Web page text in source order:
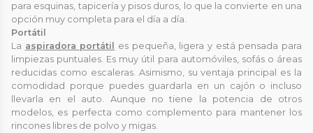
para esquinas, tapicería y pisos duros, lo que la convierte en una
opción muy completa para el día a día.
Portátil
La aspiradora portátil
es pequeña, ligera y está pensada para
limpiezas puntuales. Es muy útil para automóviles, sofás o áreas
reducidas como escaleras. Asimismo, su ventaja principal es la
comodidad porque puedes guardarla en un cajón o incluso
llevarla en el auto. Aunque no tiene la potencia de otros
modelos, es perfecta como complemento para mantener los
rincones libres de polvo y migas.